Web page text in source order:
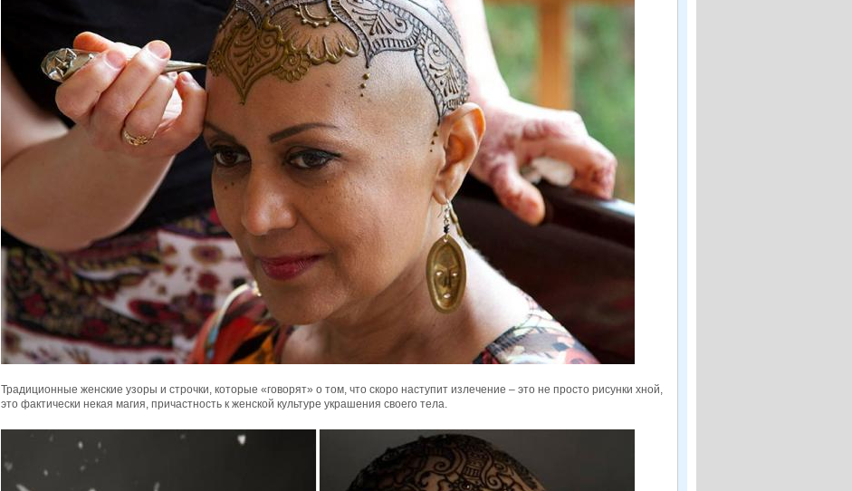
Традиционные женские узоры и строчки, которые «говорят» о том, что скоро наступит излечение – это не просто рисунки хной,
это фактически некая магия, причастность к женской культуре украшения своего тела.